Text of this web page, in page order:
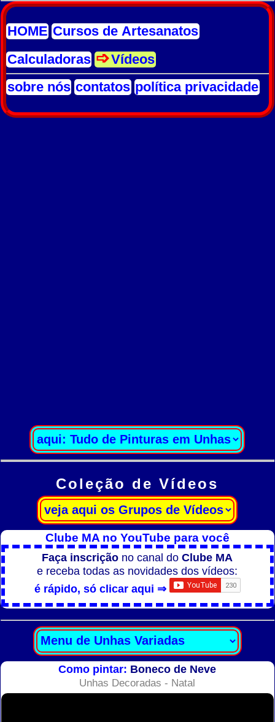
HOME Cursos de Artesanatos
Calculadoras
Vídeos
sobre nós contatos política privacidade
Coleção de Vídeos
Clube MA no YouTube para você
Faça inscrição no canal doClube MA
e receba todas as novidades dos vídeos:
é rápido, só clicar aqui ⇒
Como pintar: Boneco de Neve
Unhas Decoradas - Natal